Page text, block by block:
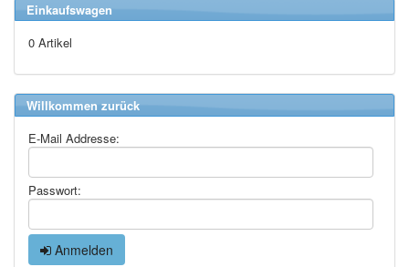
Einkaufswagen
0 Artikel
Willkommen zurück
E-Mail Addresse:
Passwort:
Anmelden